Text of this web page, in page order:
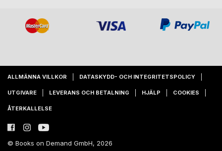
ALLMÄNNA VILLKOR DATASKYDD- OCH INTEGRITETSPOLICY
UTGIVARE LEVERANS OCH BETALNING HJÄLP COOKIES
ÅTERKALLELSE
© Books on Demand GmbH, 2026